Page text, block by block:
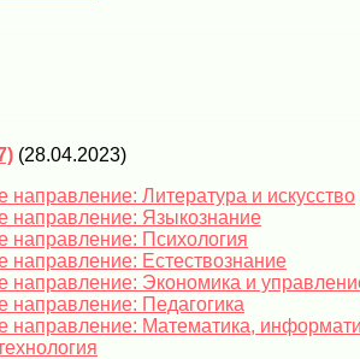
(28.04.2023)
направление: Литература и искусство
направление: Языкознание
направление: Психология
направление: Естествознание
направление: Экономика и
направление: Педагогика
направление: Математика,